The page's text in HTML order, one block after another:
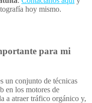
hoy mismo.
para mi
un conjunto de técnicas
en los motores de
a atraer tráfico orgánico y,